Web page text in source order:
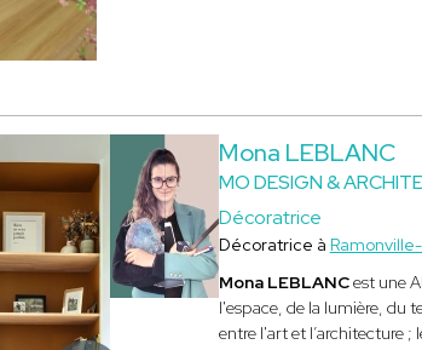
Mona LEBLANC
MO DESIGN &
Décoratrice
Décoratrice à
Mona LEBLANCest une
l'espace, de la lumière, du
entre l'art et l’architecture